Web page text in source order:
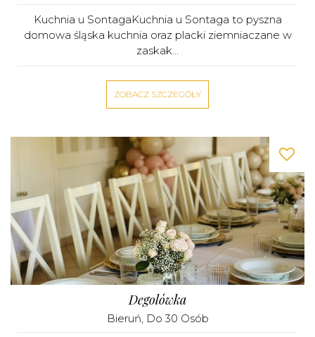
Kuchnia u SontagaKuchnia u Sontaga to pyszna
domowa śląska kuchnia oraz placki ziemniaczane w
zaskak...
ZOBACZ SZCZEGÓŁY
Degolówka
Bieruń, Do 30 Osób